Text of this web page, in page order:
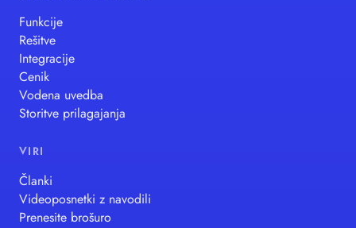
Funkcije
Rešitve
Integracije
Cenik
Vodena uvedba
Storitve prilagajanja
VIRI
Članki
Videoposnetki z navodili
Prenesite brošuro